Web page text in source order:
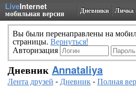
LiveInternet
мобильная версия Дневники Личка
Вы были перенаправлены на
страницы. Вернуться!
Авторизация
Дневник Annataliya
Лента друзей -Дневник-Полная